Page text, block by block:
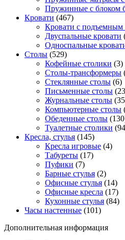
Пружинные с блоком
Кровати (467)
Кровати с подъемным
Двуспальные кровати
Односпальные
Столы (529)
Кофейные столики (3)
Столы-трансформеры
Стеклянные столы (6)
Письменные столы
Журнальные столы
Компьютерные столы
Обеденные столы
Туалетные столики
Кресла, стулья (145)
Кресла игровые (4)
Табуреты (17)
Пуфики (7)
Барные стулья (2)
Офисные стулья (14)
Офисные кресла (17)
Кухонные стулья (84)
Часы настенные (101)
Дополнительная информация